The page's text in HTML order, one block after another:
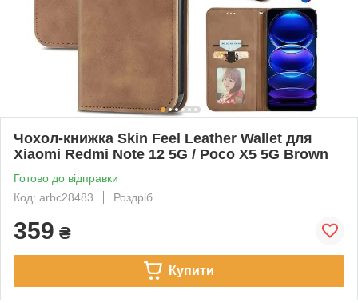
Чохол-книжка Skin Feel Leather Wallet для
Xiaomi Redmi Note 12 5G / Poco X5 5G Brown
Готово до відправки
Код: arbc28483
Роздріб
359 ₴
Купити